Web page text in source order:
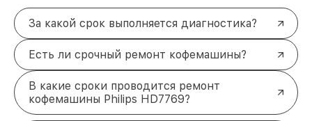
За какой срок выполняется диагностика?
Есть ли срочный ремонт кофемашины?
В какие сроки проводится ремонт
кофемашины Philips HD7769?